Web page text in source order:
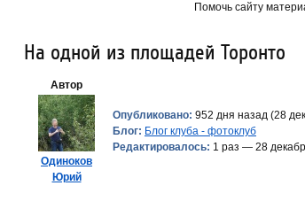
Помочь сайту
На одной из площадей Торонто
Автор
Одиноков
Юрий
Опубликовано: 952 дня назад (28
Блог: Блог клуба - фотоклуб
Редактировалось: 1 раз — 28